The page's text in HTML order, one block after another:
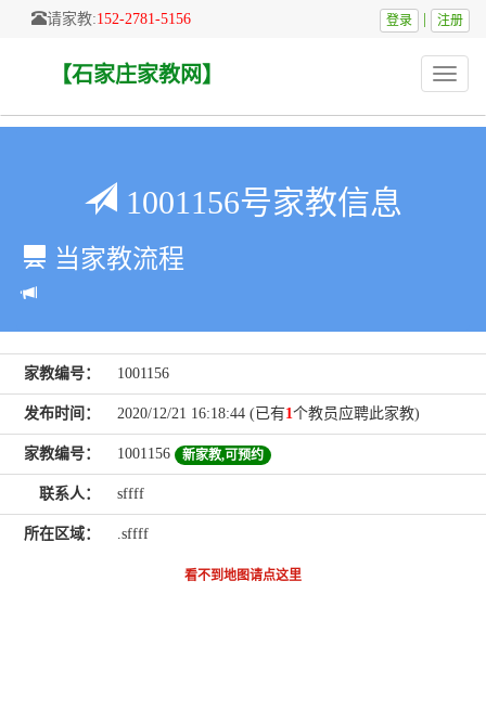
请家教:152-2781-5156 登录 注册
Toggle
【石家庄家教网】
1001156号家教信息
当家教流程
家教编号： 1001156
发布时间： 2020/12/21 16:18:44 (已有1个教员应聘此家教)
家教编号： 1001156 新家教,可预约
联系人： sffff
所在区域： .sffff
看不到地图请点这里